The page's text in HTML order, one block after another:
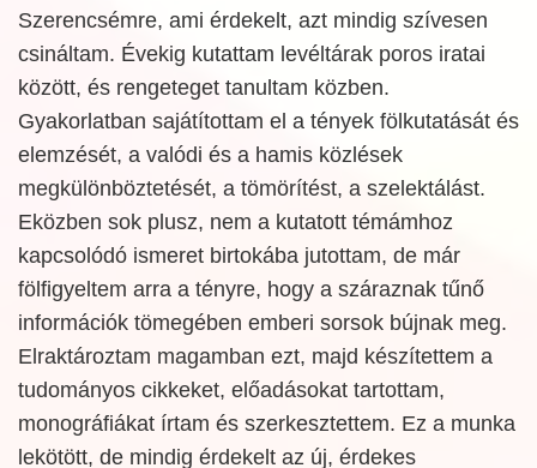
Szerencsémre, ami érdekelt, azt mindig szívesen
csináltam. Évekig kutattam levéltárak poros iratai
között, és rengeteget tanultam közben.
Gyakorlatban sajátítottam el a tények fölkutatását és
elemzését, a valódi és a hamis közlések
megkülönböztetését, a tömörítést, a szelektálást.
Eközben sok plusz, nem a kutatott témámhoz
kapcsolódó ismeret birtokába jutottam, de már
fölfigyeltem arra a tényre, hogy a száraznak tűnő
információk tömegében emberi sorsok bújnak meg.
Elraktároztam magamban ezt, majd készítettem a
tudományos cikkeket, előadásokat tartottam,
monográfiákat írtam és szerkesztettem. Ez a munka
lekötött, de mindig érdekelt az új, érdekes